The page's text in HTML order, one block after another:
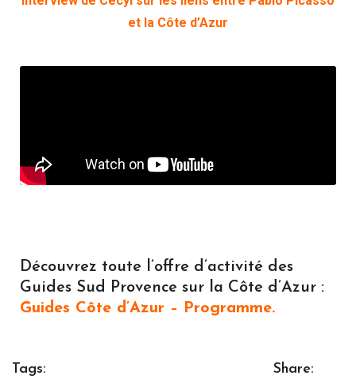
et la Côte d’Azur
Découvrez toute l’offre d’activité des
Guides Sud Provence sur la Côte d’Azur :
Guides Côte d’Azur – Programme.
Tags: Share: